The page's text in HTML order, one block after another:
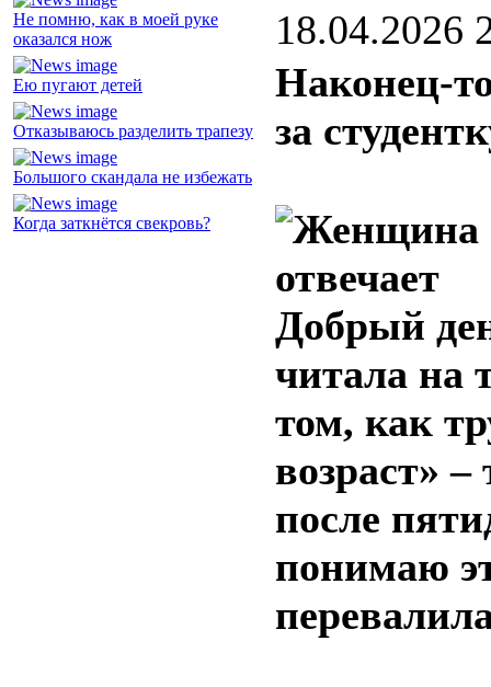
Не помню, как в моей руке
оказался нож
Ею пугают детей
Отказываюсь разделить трапезу
Большого скандала не избежать
Когда заткнётся свекровь?
18.04.2026
Наконец-
за
Добрый
читала на
том, как
возраст»
после
понимаю